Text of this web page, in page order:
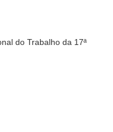
do Trabalho da 17ª